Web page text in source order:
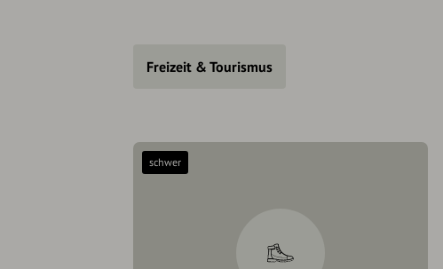
Freizeit & Tourismus
schwer